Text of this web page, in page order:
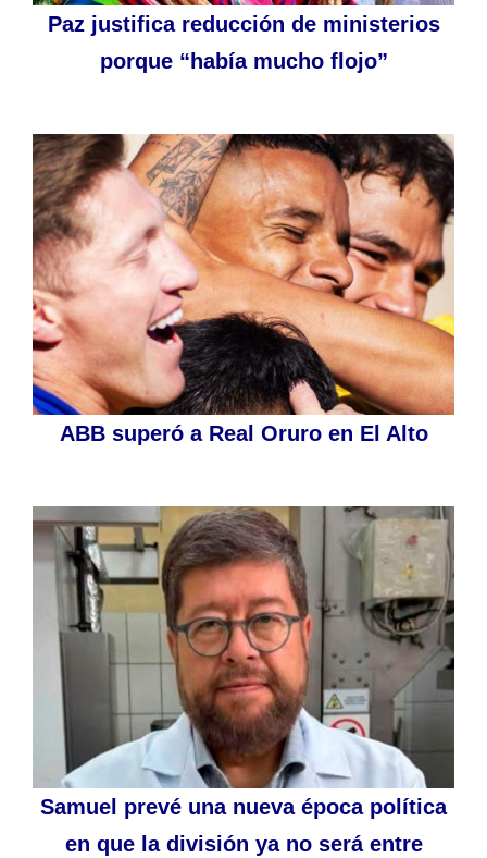
Paz justifica reducción de ministerios
porque “había mucho flojo”
ABB superó a Real Oruro en El Alto
Samuel prevé una nueva época política
en que la división ya no será entre